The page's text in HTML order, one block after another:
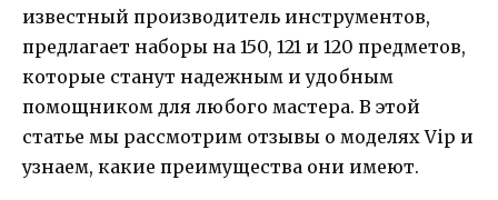
известный производитель инструментов,
предлагает наборы на 150, 121 и 120 предметов,
которые станут надежным и удобным
помощником для любого мастера. В этой
статье мы рассмотрим отзывы о моделях Vip и
узнаем, какие преимущества они имеют.